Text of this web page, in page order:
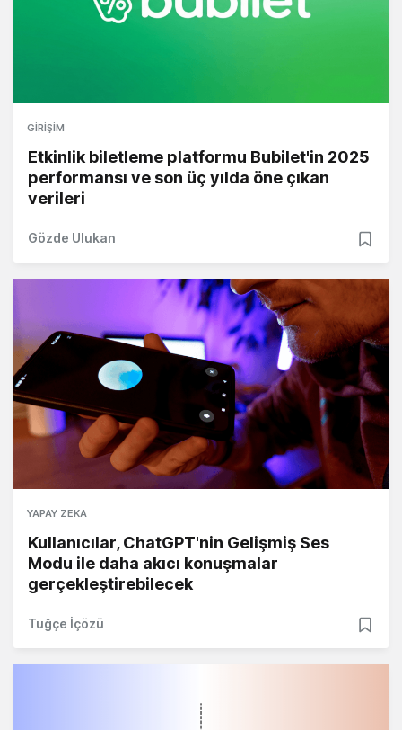
GIRIŞIM
Etkinlik biletleme platformu Bubilet'in 2025
performansı ve son üç yılda öne çıkan
verileri
Gözde Ulukan
YAPAY ZEKA
Kullanıcılar, ChatGPT'nin Gelişmiş Ses
Modu ile daha akıcı konuşmalar
gerçekleştirebilecek
Tuğçe İçözü